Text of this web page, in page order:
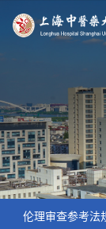
伦理审查参考法